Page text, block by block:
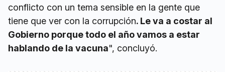
conflicto con un tema sensible en la gente que
tiene que ver con la corrupción. Le va a costar al
Gobierno porque todo el año vamos a estar
hablando de la vacuna", concluyó.